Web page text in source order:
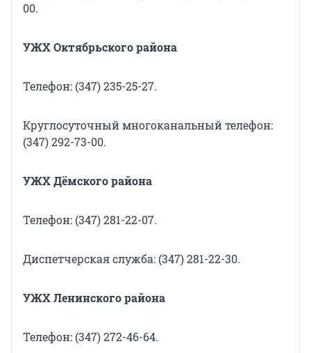
00.
УЖХ Октябрьского района
Телефон: (347) 235-25-27.
Круглосуточный многоканальный телефон:
(347) 292-73-00.
УЖХ Дёмского района
Телефон: (347) 281-22-07.
Диспетчерская служба: (347) 281-22-30.
УЖХ Ленинского района
Телефон: (347) 272-46-64.